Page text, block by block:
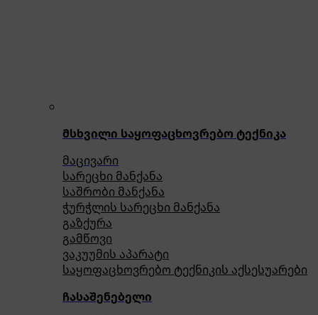
მსხვილი საყოფაცხოვრებო ტექნიკა
მაცივარი
სარეცხი მანქანა
საშრობი მანქანა
ჭურჭლის სარეცხი მანქანა
გაზქურა
გამწოვი
ვაკუუმის აპარატი
საყოფაცხოვრებო ტექნიკის აქსესუარები
ჩასაშენებელი